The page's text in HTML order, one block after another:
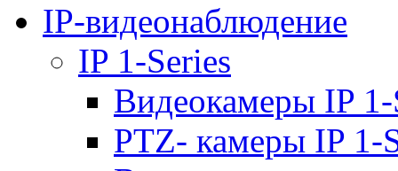
IP-видеонаблюдение
IP 1-Series
Видеокамеры IP 1-
PTZ- камеры IP 1-